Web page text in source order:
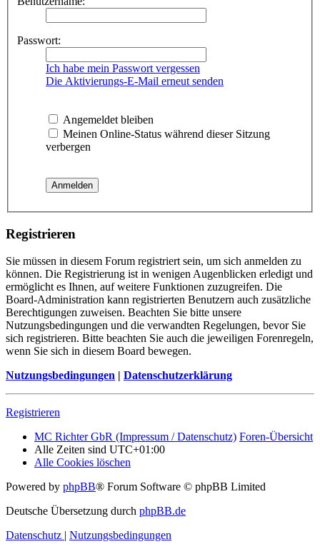
Passwort:
Ich habe mein Passwort vergessen
Die Aktivierungs-E-Mail erneut senden
Angemeldet bleiben
Meinen Online-Status während dieser Sitzung
verbergen
Registrieren
Sie müssen in diesem Forum registriert sein, um sich anmelden zu
können. Die Registrierung ist in wenigen Augenblicken erledigt und
ermöglicht es Ihnen, auf weitere Funktionen zuzugreifen. Die
Board-Administration kann registrierten Benutzern auch zusätzliche
Berechtigungen zuweisen. Beachten Sie bitte unsere
Nutzungsbedingungen und die verwandten Regelungen, bevor Sie
sich registrieren. Bitte beachten Sie auch die jeweiligen Forenregeln,
wenn Sie sich in diesem Board bewegen.
Nutzungsbedingungen | Datenschutzerklärung
Registrieren
MC Richter GbR (Impressum / Datenschutz) Foren-Übersicht
Alle Zeiten sind UTC+01:00
Alle Cookies löschen
Powered by phpBB® Forum Software © phpBB Limited
Deutsche Übersetzung durch phpBB.de
Datenschutz | Nutzungsbedingungen